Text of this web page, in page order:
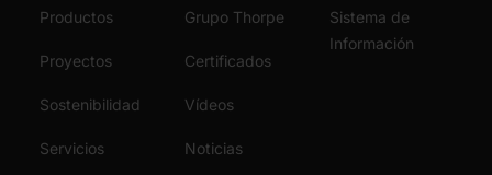
Productos
Proyectos
Sostenibilidad
Servicios
Grupo Thorpe
Certificados
Vídeos
Noticias
Sistema de
Información